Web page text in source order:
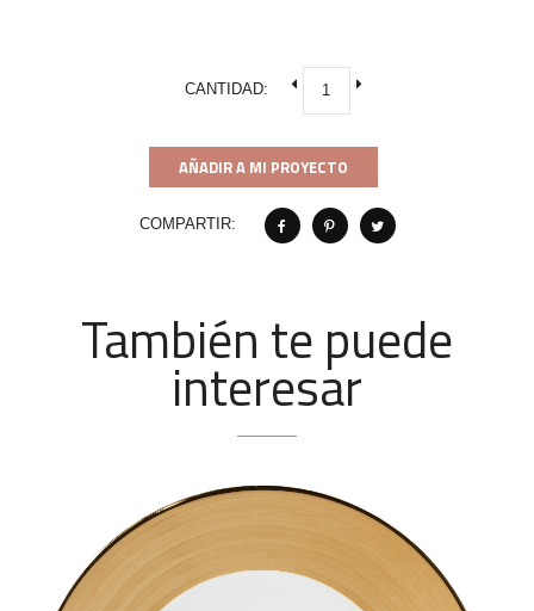
CANTIDAD:
AÑADIR A MI PROYECTO
COMPARTIR:
También te puede
interesar